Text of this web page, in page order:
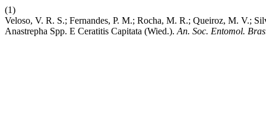
(1)
Veloso, V. R. S.; Fernandes, P. M.; Rocha, M. R.; Queiroz, M. V.;
Anastrepha Spp. E Ceratitis Capitata (Wied.). An. Soc. Entomol.